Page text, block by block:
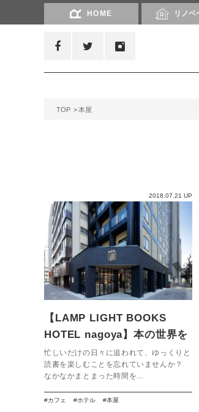
HOME リノベ
TOP 本屋
2018.07.21 UP
【LAMP LIGHT BOOKS
HOTEL nagoya】本の世界を
旅する贅沢な場所
忙しいだけの日々に追われて、ゆっくりと
読書を楽しむことを忘れていませんか？
なかなかまとまった時間を...
カフェ ホテル 本屋